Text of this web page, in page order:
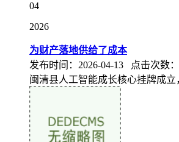
04
2026
为财产落地供给了成本
发布时间：2026-04-13 点击次数
闽清县人工智能成长核心挂牌成